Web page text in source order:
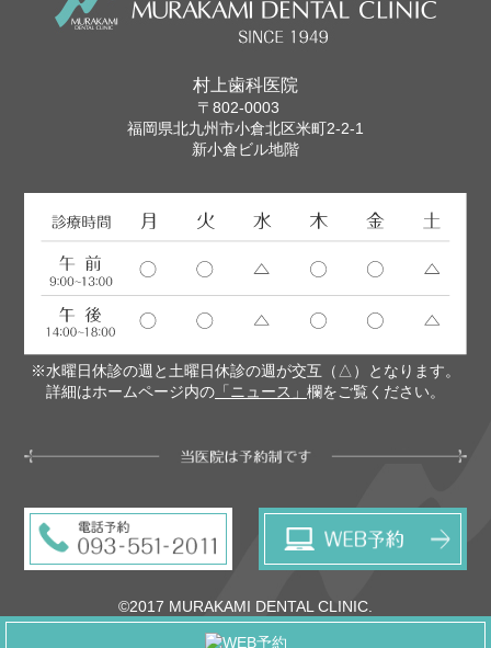
村上歯科医院
〒802-0003
福岡県北九州市小倉北区米町2-2-1
新小倉ビル地階
※水曜日休診の週と土曜日休診の週が交互（△）となります。
詳細はホームページ内の 「ニュース」 欄をご覧ください。
©2017 MURAKAMI DENTAL CLINIC.